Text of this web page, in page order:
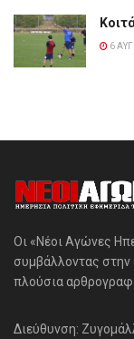
6
Οι «Νέοι Αγώνες
συμβάλλοντας στην
πλούσια
Διεύθυνση: